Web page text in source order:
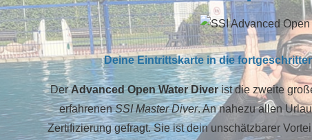
Deine Eintrittskarte in die
DerAdvanced Open Water Diverist die zweite
erfahrenenSSI Master Diver. An nahezu allen
Zertifizierung gefragt. Sie ist dein unschätzbarer